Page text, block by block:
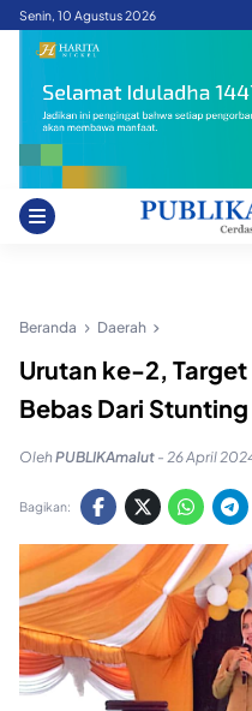
SkipSenin, 10 Agustus 2026
Beranda Daerah
Urutan ke-2,
Bebas Dari Stunting
OlehPUBLIKAmalut - 26 April
Bagikan: